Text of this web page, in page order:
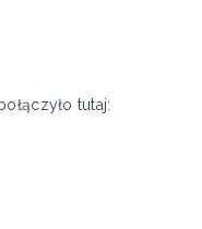
tutaj: